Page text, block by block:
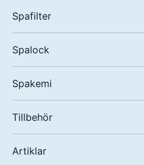
Spafilter
Spalock
Spakemi
Tillbehör
Artiklar